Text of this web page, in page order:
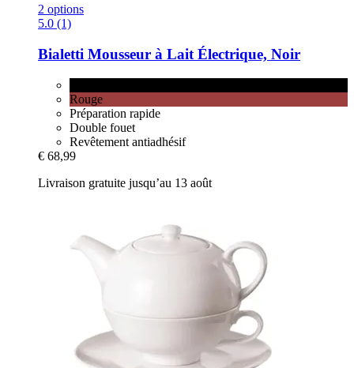
2 options
5.0 (1)
Bialetti Mousseur à Lait Électrique, Noir
Rouge
Préparation rapide
Double fouet
Revêtement antiadhésif
€ 68,99
Livraison gratuite jusqu’au 13 août